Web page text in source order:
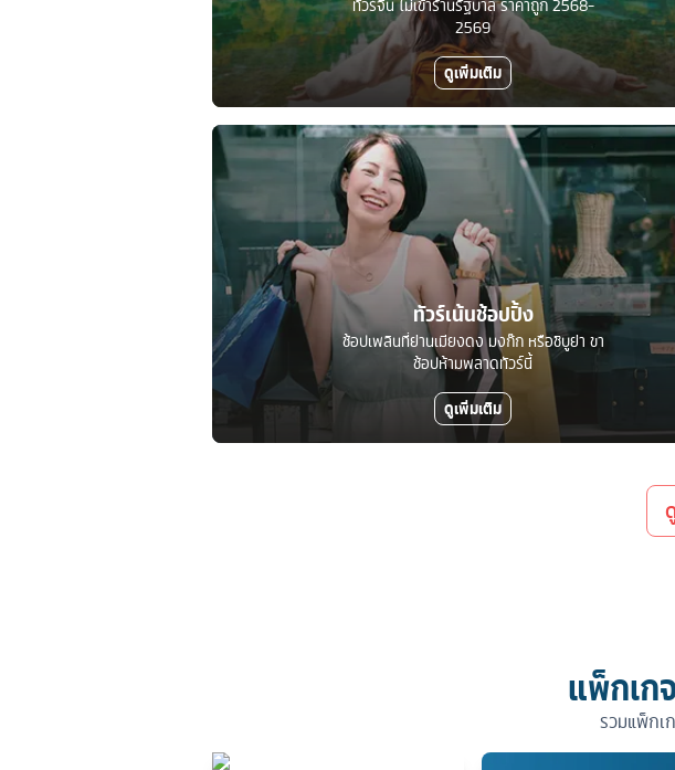
ทัวร์จีน ไม่เข้าร้านรัฐบาล ราคาถูก 2568-
2569
ดูเพิ่มเติม
ทัวร์เน้นช้อปปิ้ง
ช้อปเพลินที่ย่านเมียงดง มงก๊ก หรือชิบูย่า ขา
ช้อปห้ามพลาดทัวร์นี้
ดูเพิ่มเติม
แพ็กเก
รวมแพ็กเ